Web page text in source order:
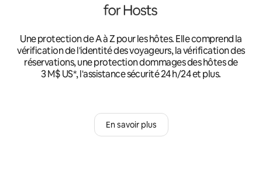
Une protection de A à Z pour les hôtes. Elle comprend la
vérification de l'identité des voyageurs, la vérification des
réservations, une protection dommages des hôtes de
3 M$ US*, l'assistance sécurité 24 h/24 et plus.
En savoir plus